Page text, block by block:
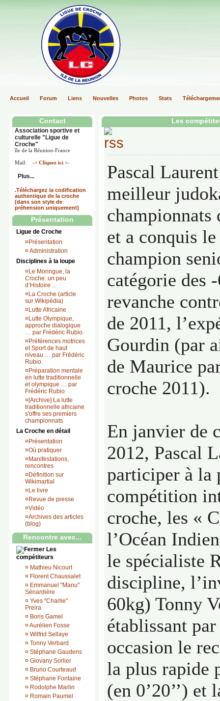
Accueil Forum Liens Nouvelles Photos Stats
Contact
Association sportive et
culturelle "Ligue de
Croche"
île de la Réunion-France
Mail: -> Cliquez ici <-
Plus...
.Téléchargez la codification
authentique de la croche
(dans son style de
préhension uniquement)
Présentation
Ligue de Croche
¤ Présentation
¤ Administration
Disciplines à la loupe
¤ Le Moringue, la
Croche: un peu
d’Histoire ...
¤ La Croche (article
sur Wikipédia)
¤ Lutte Africaine
¤ Lutte Olympique,
approche dialogique
… par Frédéric Rubio.
¤ Préférences motrices
et Sport de haut
niveau … par Frédéric
Rubio.
¤ Préparation mentale
en lutte traditionnelle
et olympique … par
Frédéric Rubio
¤[Archive] La lutte
traditionnelle africaine
s'offre ses premiers
championnats
La Croche en détail
¤ Présentation
¤Où pratiquer
¤ Manifestations,
rencontres
¤ Définition sur
Wikimartial
¤ Le livre
¤ Revue de presse
¤Vidéo
¤Archives des articles
(blog)
Rencontre avec...
Les
compétiteurs
¤ Mathieu Nicourt
¤ Florent Chaussalet
¤ Emmanuel "Manu"
Sénardière
¤ Yves "Charlie"
Preira
¤ Boris Gamel
¤ Aurélien Fosse
¤ Wilfrid Sellaye
¤ Tonny Verbard
¤ Stéphane Gaudens
¤ Giovany Sorlier
¤ Bruno Courteaud
¤ Stéphane Fontaine
¤ Rodolphe Marlin
¤ Romain Paumel
Les
Pascal
meilleur
championnats
et a conquis
champion
catégorie des
revanche
de 2011,
Gourdin (par
de Maurice
croche 2011).
En janvier de
2012, Pascal
participer à la
compétition
croche, les «
l’Océan
le spécialiste
discipline,
60kg) Tonny
établissant
occasion le
la plus rapide
(en 0’20’’) et